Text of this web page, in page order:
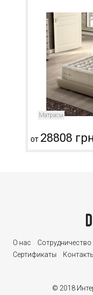
Матрасы
от 28808
О нас Сотрудничество
Сертификаты
© 2018